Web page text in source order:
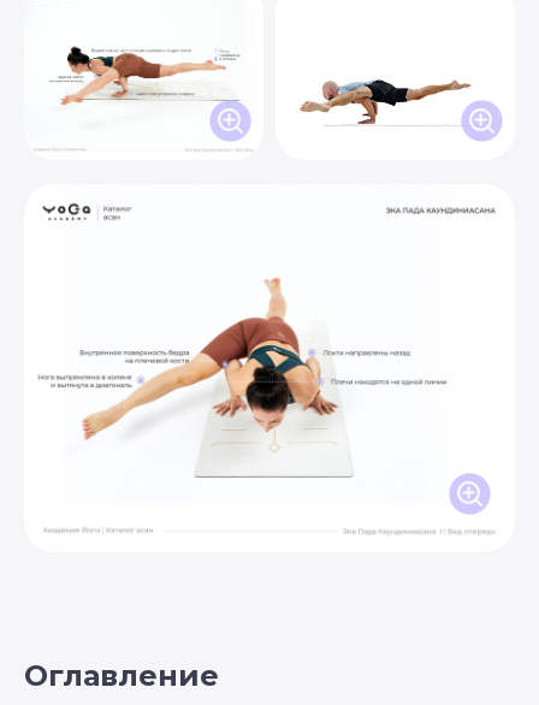
Оглавление